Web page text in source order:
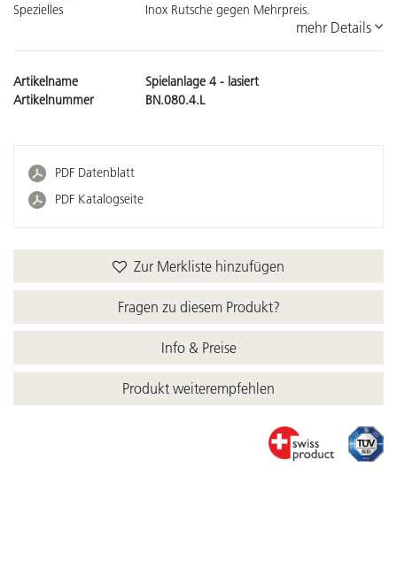
Spezielles
Inox Rutsche gegen Mehrpreis.
mehr Details
Artikelname
Spielanlage 4 - lasiert
Artikelnummer
BN.080.4.L
PDF Datenblatt
PDF Katalogseite
Zur Merkliste hinzufügen
Fragen zu diesem Produkt?
Info & Preise
Produkt weiterempfehlen